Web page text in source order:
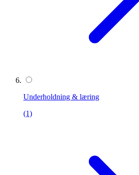
Underholdning & læring
(1)